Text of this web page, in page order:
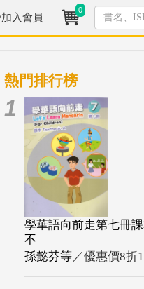
入會員
0
熱門排行榜
1
學華語向前走第七冊
不
孫懿芬等／優惠價8折